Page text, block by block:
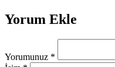
Yorum Ekle
Yorumunuz *